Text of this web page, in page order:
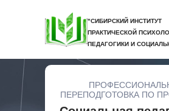
"СИБИРСКИЙ ИНСТИТУТ
ПРАКТИЧЕСКОЙ
ПЕДАГОГИКИ И
ПЕРЕПОДГОТОВКА ПО